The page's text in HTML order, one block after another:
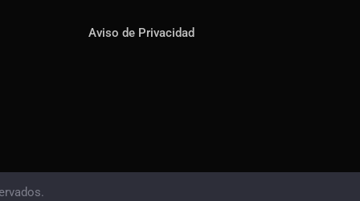
Aviso de Privacidad